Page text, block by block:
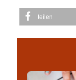
teilen